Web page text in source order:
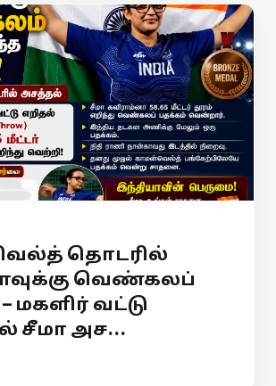
தொடரில்
வெண்கலப்
மகளிர் வட்டு
சீமா அச...